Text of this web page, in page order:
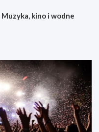
kino i wodne